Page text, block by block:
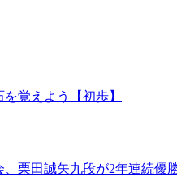
覚えよう【初歩】
栗田誠矢九段が2年連続優